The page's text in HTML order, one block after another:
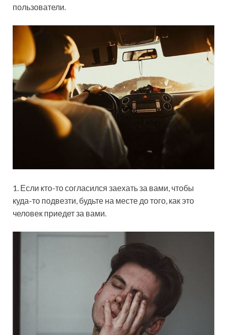
пользователи.
1. Если кто-то согласился заехать за вами, чтобы
куда-то подвезти, будьте на месте до того, как это
человек приедет за вами.